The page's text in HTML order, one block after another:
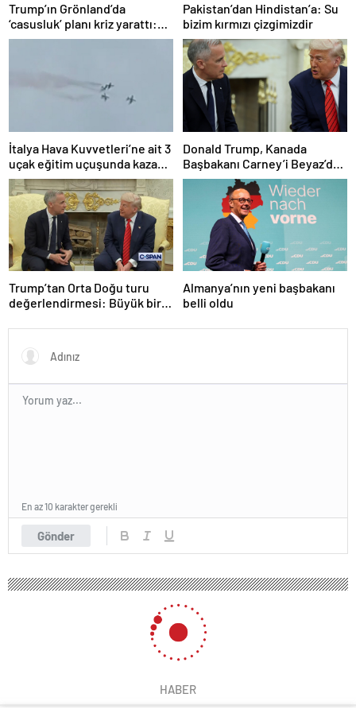
Trump’ın Grönland’da
‘casusluk’ planı kriz yarattı:
Danimarka ABD elçisini
Pakistan’dan Hindistan’a: Su
bizim kırmızı çizgimizdir
İtalya Hava Kuvvetleri’ne ait 3
uçak eğitim uçuşunda kaza
yaptı
Donald Trump, Kanada
Başbakanı Carney’i Beyaz’da
ağırladı
Trump’tan Orta Doğu turu
değerlendirmesi: Büyük bir
Almanya’nın yeni başbakanı
belli oldu
Gönder
En az 10 karakter gerekli
HABER